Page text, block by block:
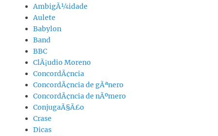
AmbigÃ¼idade
Aulete
Babylon
Band
BBC
ClÃ¡udio Moreno
ConcordÃ¢ncia
ConcordÃ¢ncia de gÃªnero
ConcordÃ¢ncia de nÃºmero
ConjugaÃ§Ã£o
Crase
Dicas